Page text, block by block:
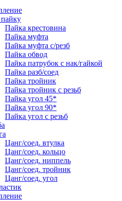
Пайка крестовина
Пайка муфта
Пайка муфта с/резб
Пайка обвод
Пайка патрубок с нак/гайкой
Пайка разб/соед
Пайка тройник
Пайка тройник с резьб
Пайка угол 45*
Пайка угол 90*
Пайка угол с резьб
Цанг/соед. втулка
Цанг/соед. кольцо
Цанг/соед. ниппель
Цанг/соед. тройник
Цанг/соед. угол